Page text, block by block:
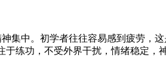
中。初学者往往容易感到疲劳，这
练功，不受外界干扰，情绪稳定